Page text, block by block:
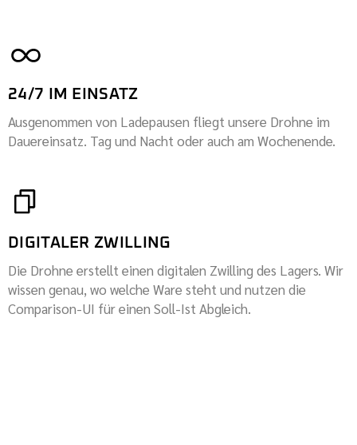
24/7 IM EINSATZ
Ausgenommen von Ladepausen fliegt unsere Drohne im
Dauereinsatz. Tag und Nacht oder auch am Wochenende.
DIGITALER ZWILLING
Die Drohne erstellt einen digitalen Zwilling des Lagers. Wir
wissen genau, wo welche Ware steht und nutzen die
Comparison-UI für einen Soll-Ist Abgleich.